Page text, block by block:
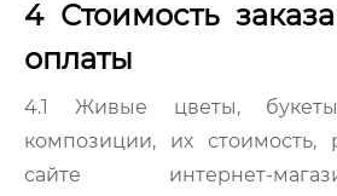
4 Стоимость
оплаты
4.1 Живые цветы,
композиции, их
сайте интернет-